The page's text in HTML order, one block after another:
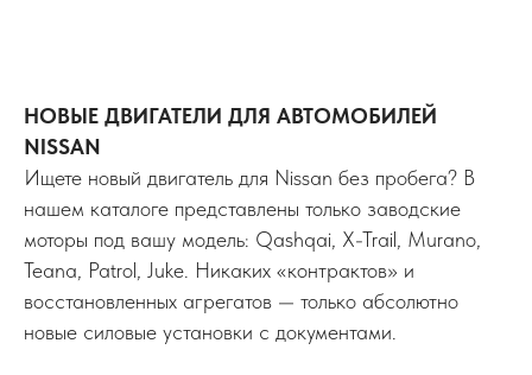
НОВЫЕ ДВИГАТЕЛИ ДЛЯ АВТОМОБИЛЕЙ
NISSAN
Ищете новый двигатель для Nissan без пробега? В
нашем каталоге представлены только заводские
моторы под вашу модель: Qashqai, X-Trail, Murano,
Teana, Patrol, Juke. Никаких «контрактов» и
восстановленных агрегатов — только абсолютно
новые силовые установки с документами.